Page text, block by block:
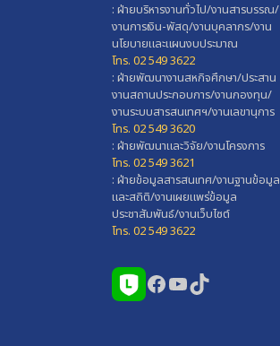
: ฝ่ายบริหารงานทั่วไป/งานสารบรรณ/
งานการเงิน-พัสดุ/งานบุคลากร/งาน
นโยบายและแผนงบประมาณ
โทร. 02 549 3622
: ฝ่ายพัฒนางานสหกิจศึกษา/ประสาน
งานสถานประกอบการ/งานกองทุน/
งานระบบสารสนเทศฯ/งานเลขานุการ
โทร. 02 549 3620
: ฝ่ายพัฒนาและวิจัย/งานโครงการ
โทร. 02 549 3621
: ฝ่ายข้อมูลสารสนเทศ/งานฐานข้อมูล
และสถิติ/งานเผยแพร่ข้อมูล
ประชาสัมพันธ์/งานเว็บไซต์
โทร. 02 549 3622
Facebook
YouTube
TikTok